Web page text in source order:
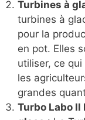
Turbines à
turbines à
pour la
en pot. Elles
utiliser, ce
les
grandes
Turbo Labo